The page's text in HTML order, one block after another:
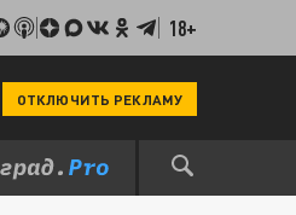
18+
ОТКЛЮЧИТЬ РЕКЛАМУ